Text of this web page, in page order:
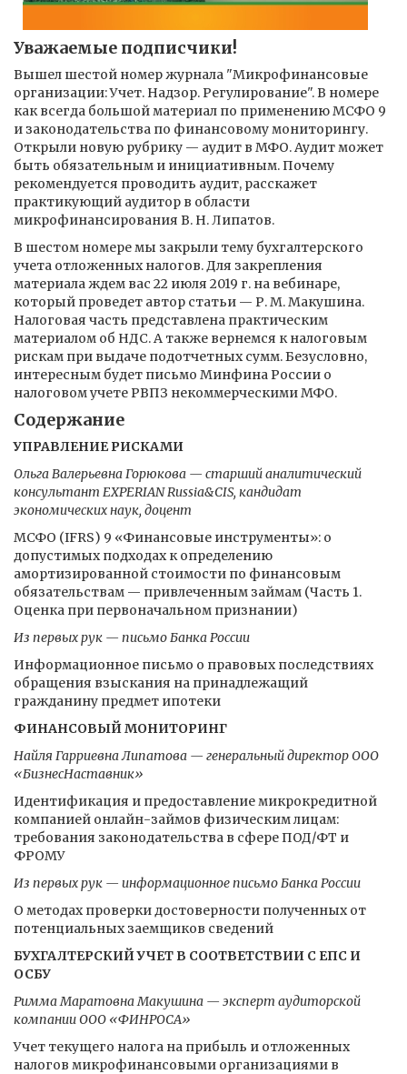
Уважаемые подписчики!
Вышел шестой номер журнала "Микрофинансовые
организации: Учет. Надзор. Регулирование". В номере
как всегда большой материал по применению МСФО 9
и законодательства по финансовому мониторингу.
Открыли новую рубрику — аудит в МФО. Аудит может
быть обязательным и инициативным. Почему
рекомендуется проводить аудит, расскажет
практикующий аудитор в области
микрофинансирования В. Н. Липатов.
В шестом номере мы закрыли тему бухгалтерского
учета отложенных налогов. Для закрепления
материала ждем вас 22 июля 2019 г. на вебинаре,
который проведет автор статьи — Р. М. Макушина.
Налоговая часть представлена практическим
материалом об НДС. А также вернемся к налоговым
рискам при выдаче подотчетных сумм. Безусловно,
интересным будет письмо Минфина России о
налоговом учете РВПЗ некоммерческими МФО.
Содержание
УПРАВЛЕНИЕ РИСКАМИ
Ольга Валерьевна Горюкова — старший аналитический
консультант EXPERIAN Russia&CIS, кандидат
экономических наук, доцент
МСФО (IFRS) 9 «Финансовые инструменты»: о
допустимых подходах к определению
амортизированной стоимости по финансовым
обязательствам — привлеченным займам (Часть 1.
Оценка при первоначальном признании)
Из первых рук — письмо Банка России
Информационное письмо о правовых последствиях
обращения взыскания на принадлежащий
гражданину предмет ипотеки
ФИНАНСОВЫЙ МОНИТОРИНГ
Найля Гарриевна Липатова — генеральный директор ООО
«БизнесНаставник»
Идентификация и предоставление микрокредитной
компанией онлайн-займов физическим лицам:
требования законодательства в сфере ПОД/ФТ и
ФРОМУ
Из первых рук — информационное письмо Банка России
О методах проверки достоверности полученных от
потенциальных заемщиков сведений
БУХГАЛТЕРСКИЙ УЧЕТ В СООТВЕТСТВИИ С ЕПС И
ОСБУ
Римма Маратовна Макушина — эксперт аудиторской
компании ООО «ФИНРОСА»
Учет текущего налога на прибыль и отложенных
налогов микрофинансовыми организациями в